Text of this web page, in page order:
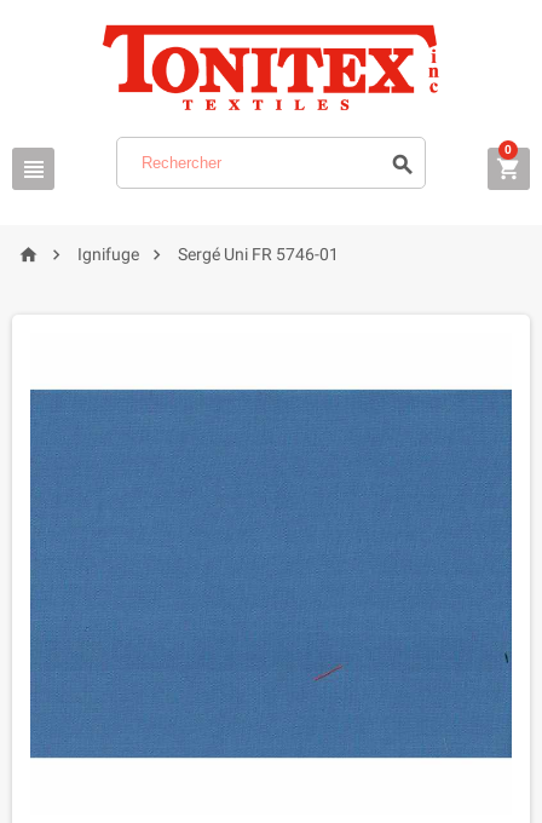
  
0
  Ignifuge  Sergé Uni FR 5746-01